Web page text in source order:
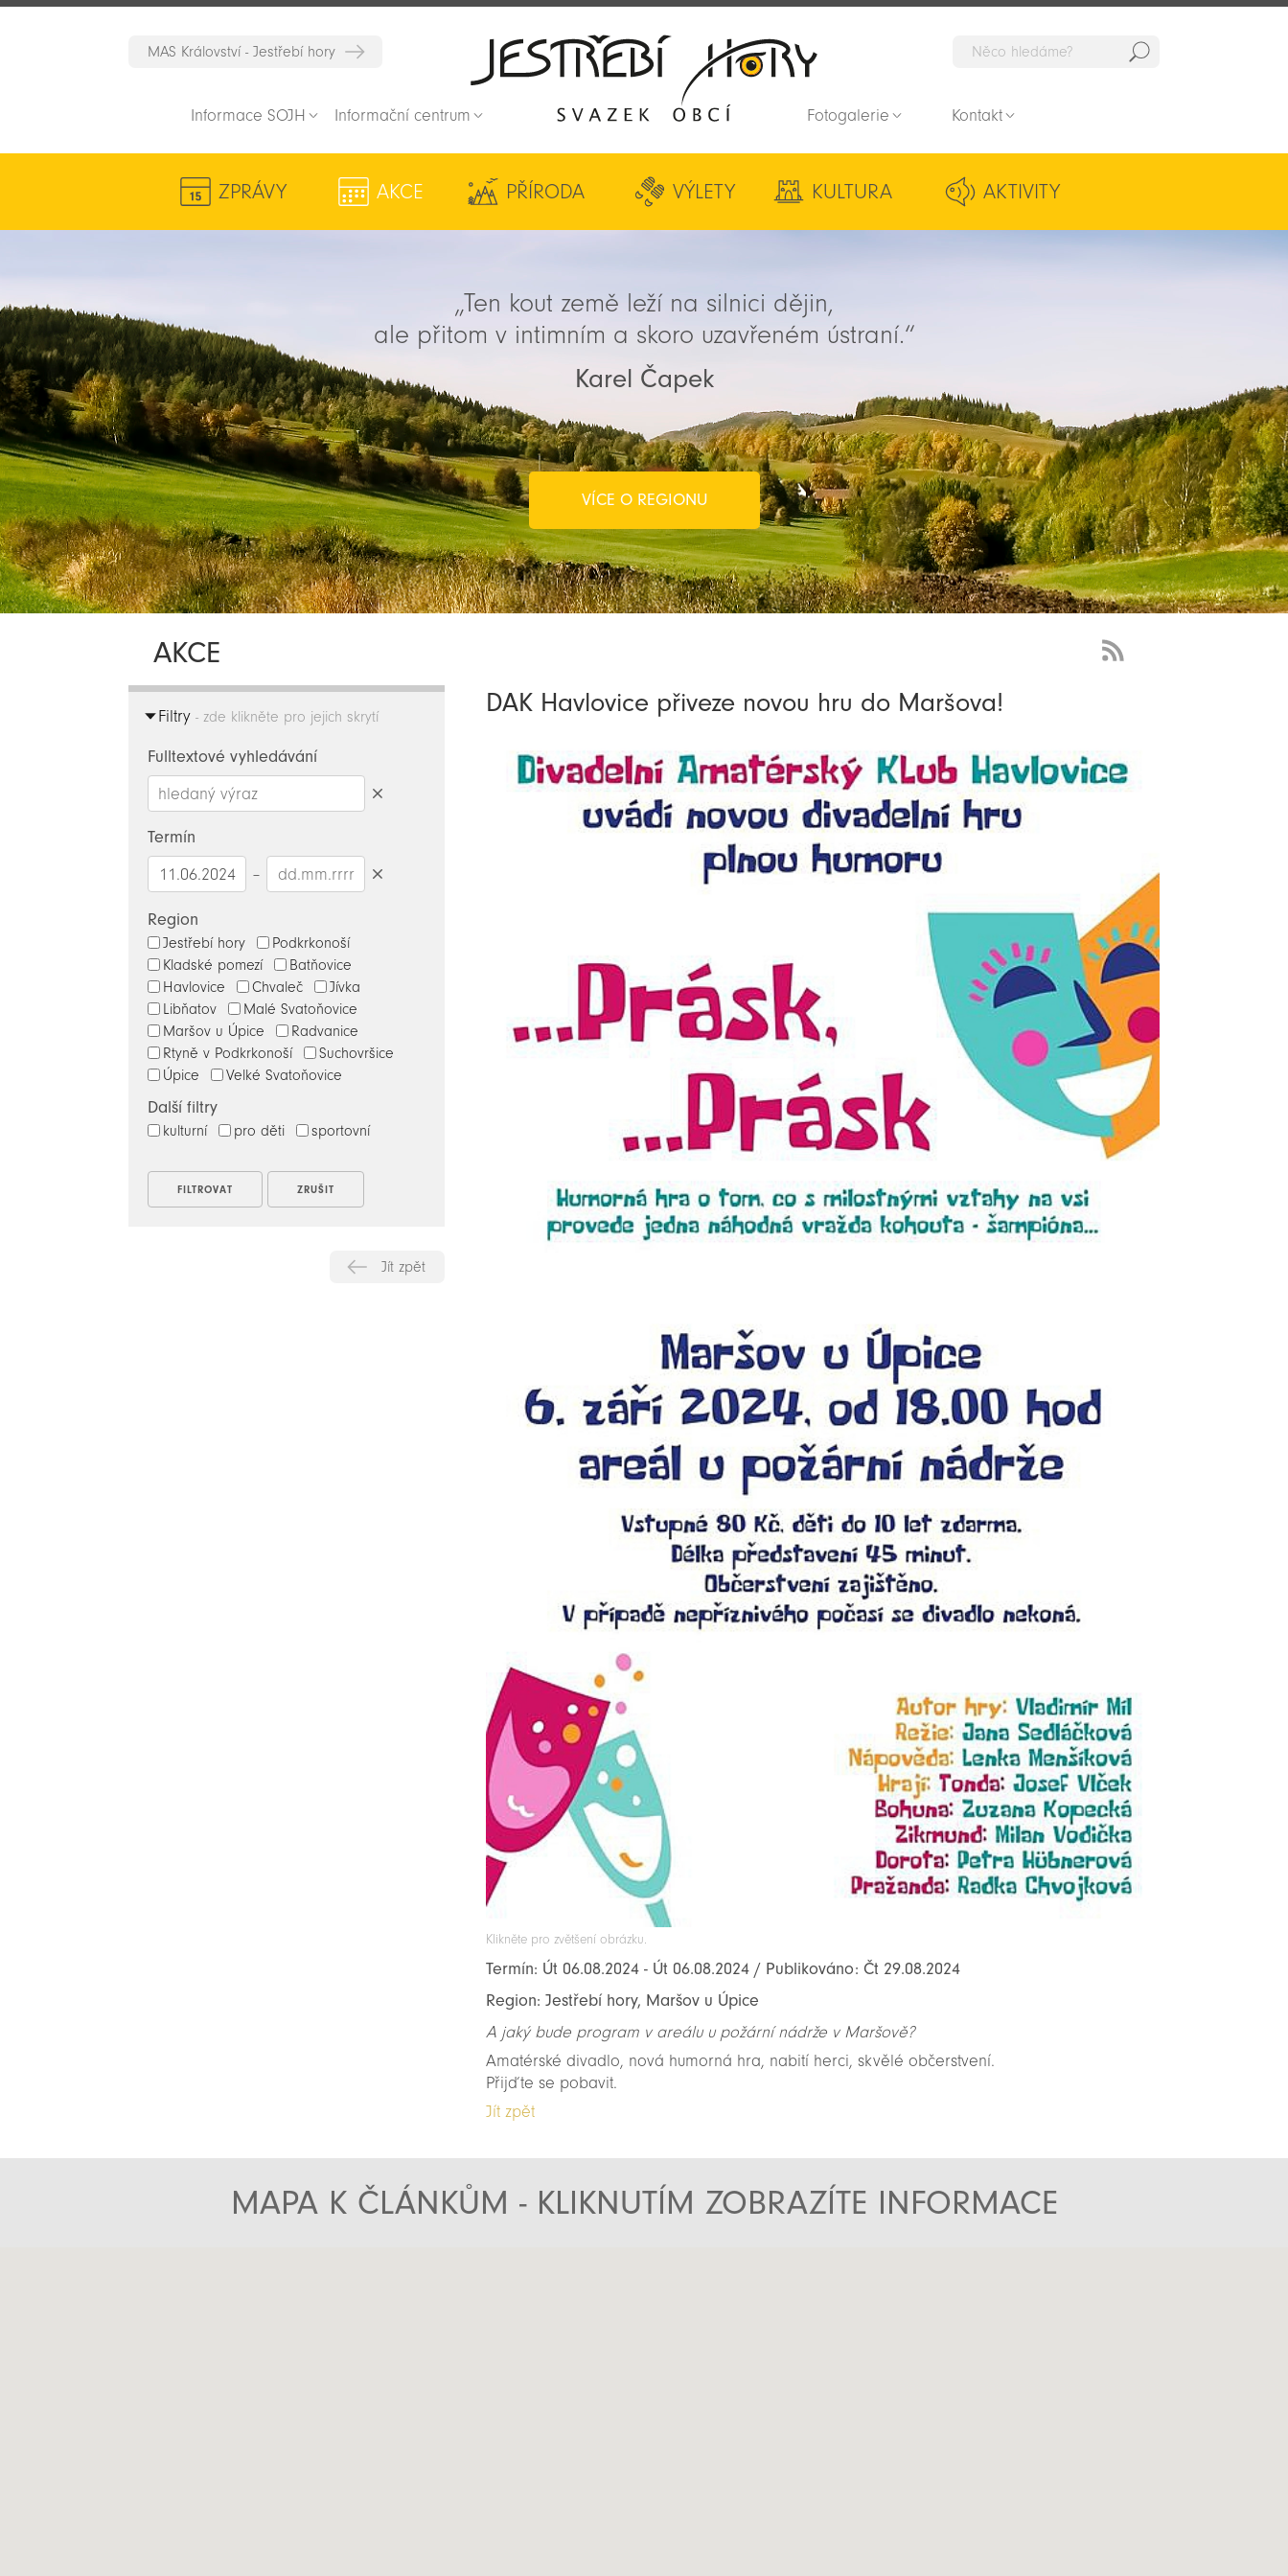
MAS Království - Jestřebí hory
Informace SOJH Informační centrum Fotogalerie Kontakt
ZPRÁVY AKCE PŘÍRODA VÝLETY KULTURA AKTIVITY
„Ten kout země leží na silnici dějin,
ale přitom v intimním a skoro uzavřeném ústraní.“
Karel Čapek
VÍCE O REGIONU
AKCE
Filtry - zde klikněte pro jejich skrytí
Fulltextové vyhledávání
Termín
–
Region
Jestřebí hory
Podkrkonoší
Kladské pomezí
Batňovice
Havlovice
Chvaleč
Jívka
Libňatov
Malé Svatoňovice
Maršov u Úpice
Radvanice
Rtyně v Podkrkonoší
Suchovršice
Úpice
Velké Svatoňovice
Další filtry
kulturní pro děti sportovní
Jít zpět
DAK Havlovice přiveze novou hru do Maršova!
Klikněte pro zvětšení obrázku.
Termín: Út 06.08.2024 - Út 06.08.2024 / Publikováno: Čt 29.08.2024
Region: Jestřebí hory, Maršov u Úpice
A jaký bude program v areálu u požární nádrže v Maršově?
Amatérské divadlo, nová humorná hra, nabití herci, skvělé občerstvení.
Přijďte se pobavit.
Jít zpět
MAPA K ČLÁNKŮM - KLIKNUTÍM ZOBRAZÍTE INFORMACE